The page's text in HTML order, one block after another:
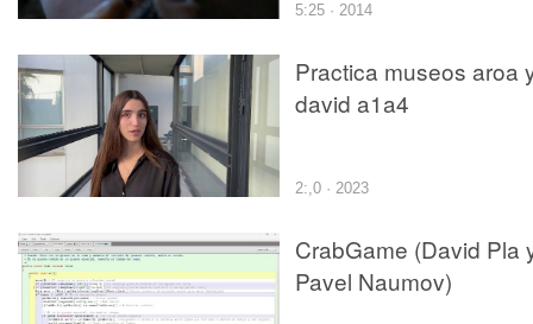
5:25 · 2014
Practica museos aroa
david a1a4
2:,0 · 2023
CrabGame (David Pla
Pavel Naumov)